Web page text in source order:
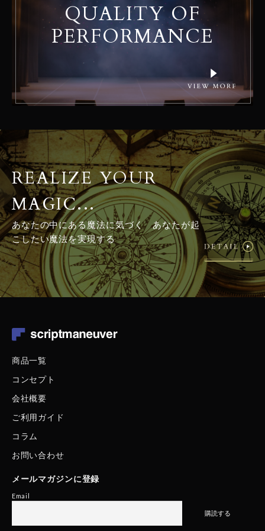
QUALITY OF
PERFORMANCE
REALIZE YOUR
MAGIC...
あなたの中にある魔法に気づく あなたが起
こしたい魔法を実現する
商品一覧
コンセプト
会社概要
ご利用ガイド
コラム
お問い合わせ
メールマガジンに登録
Email